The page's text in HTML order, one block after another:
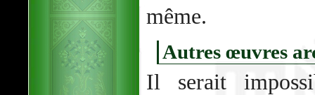
même.
Autres œuvres
Il serait